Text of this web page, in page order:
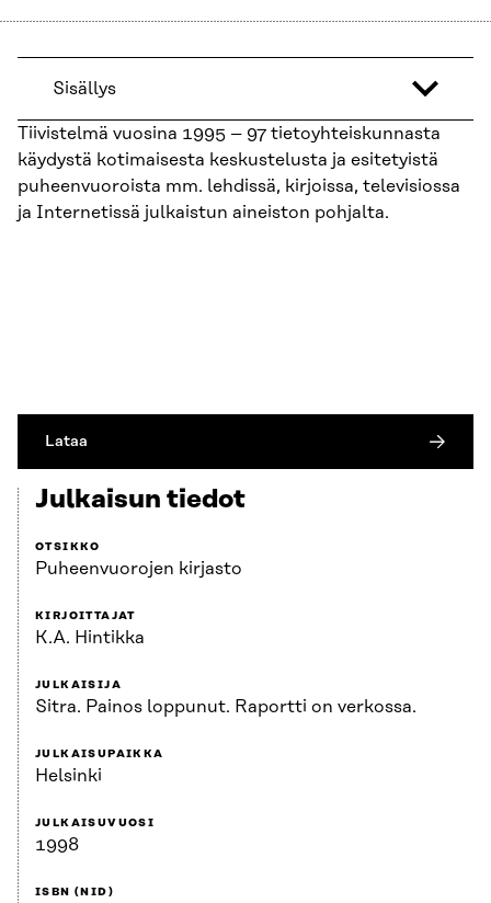
Sisällys
Tiivistelmä vuosina 1995 – 97 tietoyhteiskunnasta
käydystä kotimaisesta keskustelusta ja esitetyistä
puheenvuoroista mm. lehdissä, kirjoissa, televisiossa
ja Internetissä julkaistun aineiston pohjalta.
Lataa
Julkaisun tiedot
OTSIKKO
Puheenvuorojen kirjasto
KIRJOITTAJAT
K.A. Hintikka
JULKAISIJA
Sitra. Painos loppunut. Raportti on verkossa.
JULKAISUPAIKKA
Helsinki
JULKAISUVUOSI
1998
ISBN (NID)